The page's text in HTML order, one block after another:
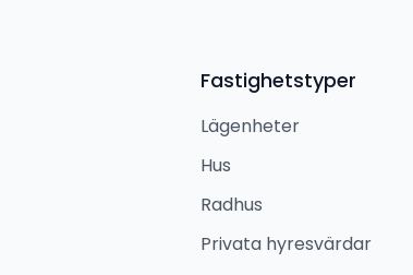
Fastighetstyper
Lägenheter
Hus
Radhus
Privata hyresvärdar